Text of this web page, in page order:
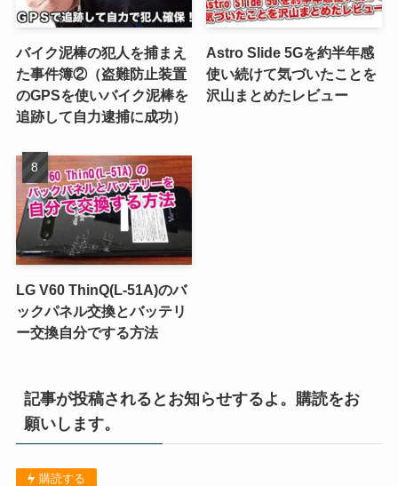
バイク泥棒の犯人を捕まえ
た事件簿②（盗難防止装置
のGPSを使いバイク泥棒を
追跡して自力逮捕に成功）
Astro Slide 5Gを約半年感
使い続けて気づいたことを
沢山まとめたレビュー
LG V60 ThinQ(L-51A)のバ
ックパネル交換とバッテリ
ー交換自分でする方法
記事が投稿されるとお知らせするよ。購読をお
願いします。
購読する